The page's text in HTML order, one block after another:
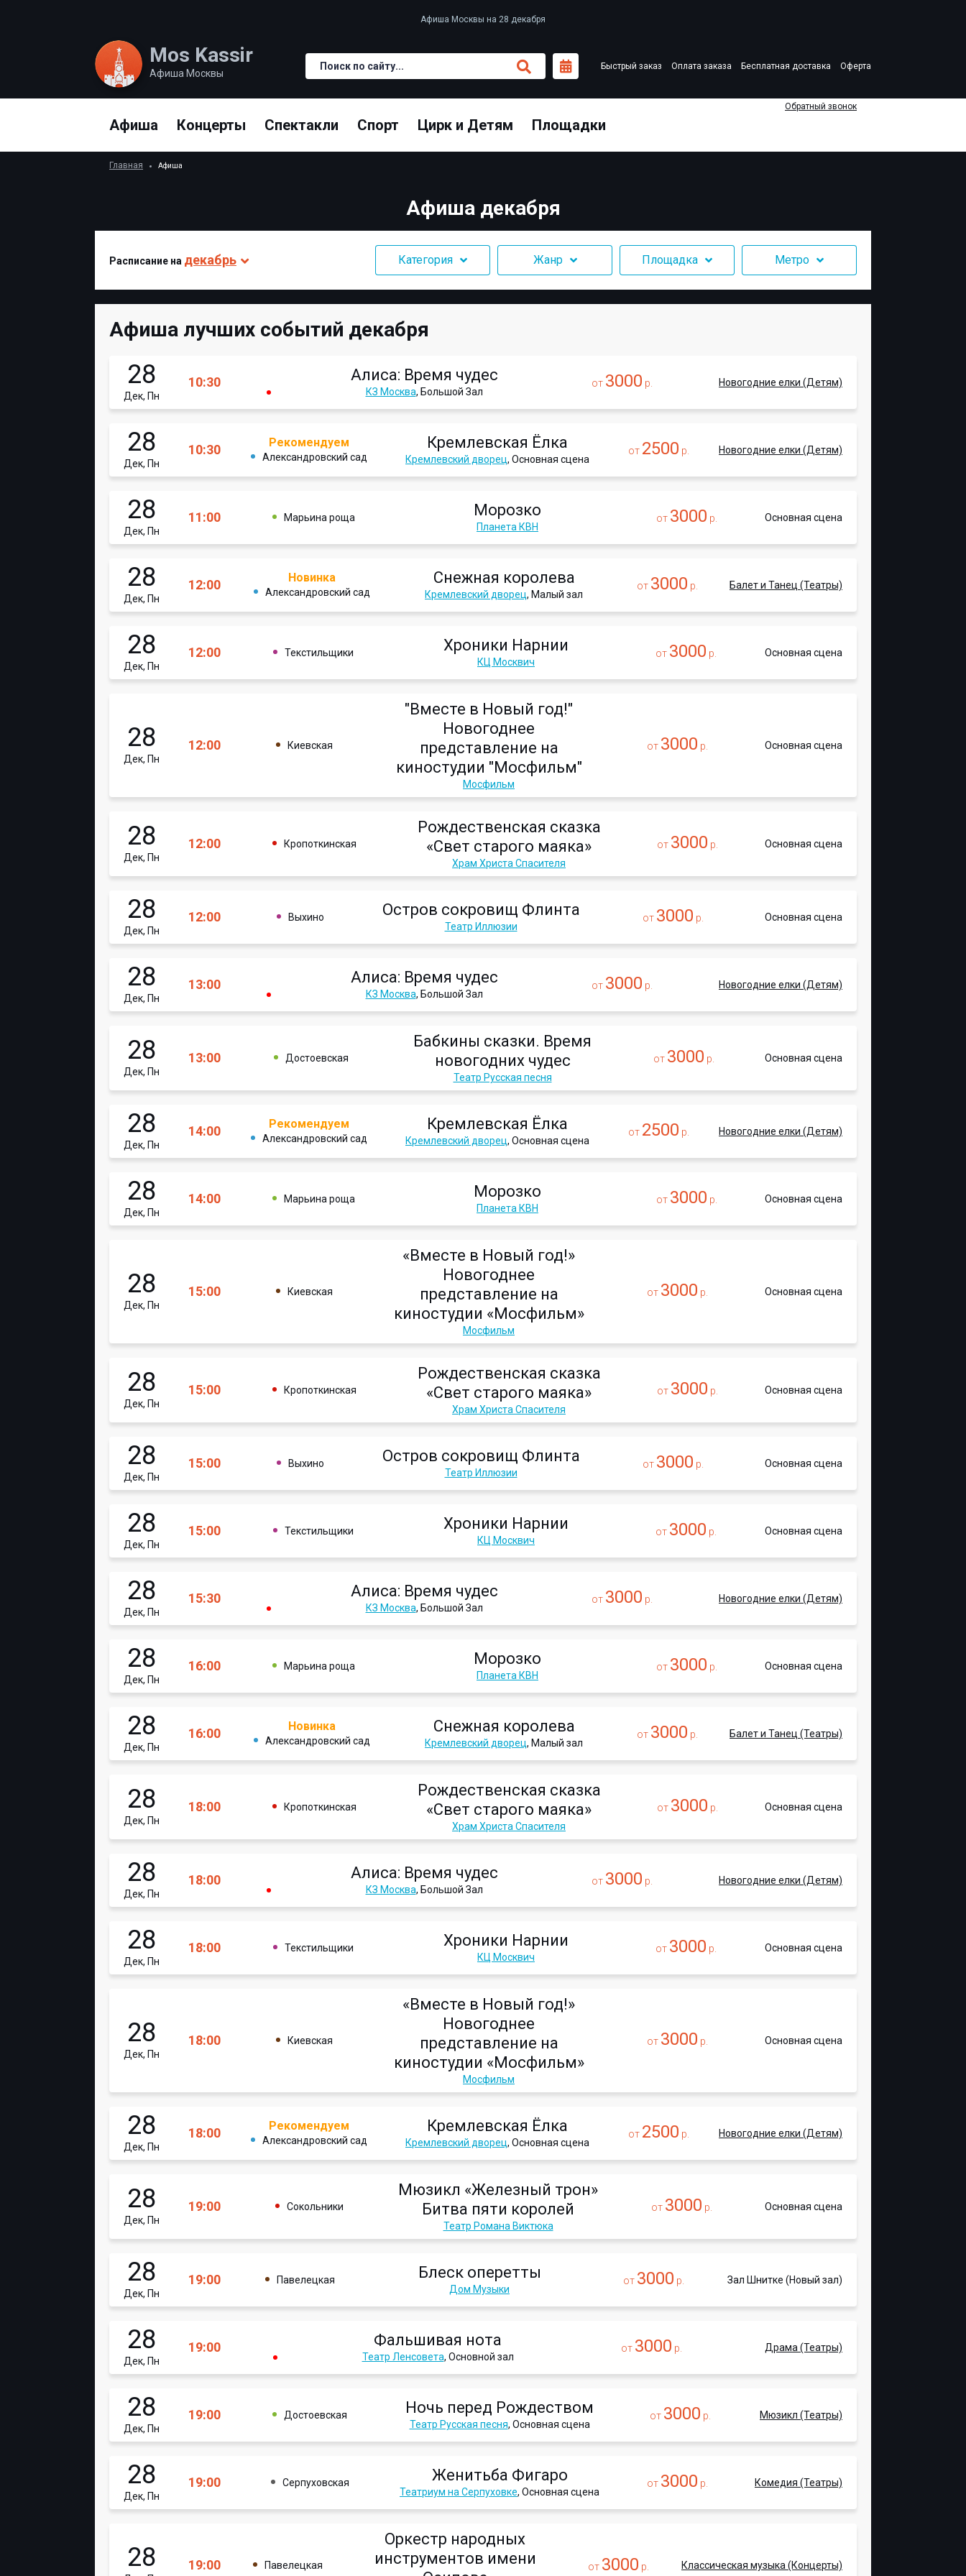
Mos Kassir
Афиша Москвы
Афиша Москвы на 28 декабря
Быстрый заказ Оплата заказа Бесплатная доставка Оферта
Афиша Концерты Спектакли Спорт Цирк и Детям Площадки
Обратный звонок
Главная Афиша
Афиша декабря
Раcписание на декабрь Категория Жанр Площадка Метро
Афиша лучших событий декабря
28
Дек, Пн
10:30 Алиса: Время чудес
КЗ Москва, Большой Зал
от 3000 р. Новогодние елки (Детям)
28
Дек, Пн
10:30 Рекомендуем
Александровский сад
Кремлевская Ёлка
Кремлевский дворец, Основная сцена
от 2500 р. Новогодние елки (Детям)
28
Дек, Пн
11:00 Марьина роща Морозко
Планета КВН
от 3000 р. Основная сцена
28
Дек, Пн
12:00 Новинка
Александровский сад
Снежная королева
Кремлевский дворец, Малый зал
от 3000 р. Балет и Танец (Театры)
28
Дек, Пн
12:00 Текстильщики Хроники Нарнии
КЦ Москвич
от 3000 р. Основная сцена
28
Дек, Пн
12:00 Киевская
"Вместе в Новый год!"
Новогоднее
представление на
киностудии "Мосфильм"
Мосфильм
от 3000 р. Основная сцена
28
Дек, Пн
12:00 Кропоткинская
Рождественская сказка
«Свет старого маяка»
Храм Христа Спасителя
от 3000 р. Основная сцена
28
Дек, Пн
12:00 Выхино Остров сокровищ Флинта
Театр Иллюзии
от 3000 р. Основная сцена
28
Дек, Пн
13:00 Алиса: Время чудес
КЗ Москва, Большой Зал
от 3000 р. Новогодние елки (Детям)
28
Дек, Пн
13:00 Достоевская
Бабкины сказки. Время
новогодних чудес
Театр Русская песня
от 3000 р. Основная сцена
28
Дек, Пн
14:00 Рекомендуем
Александровский сад
Кремлевская Ёлка
Кремлевский дворец, Основная сцена
от 2500 р. Новогодние елки (Детям)
28
Дек, Пн
14:00 Марьина роща Морозко
Планета КВН
от 3000 р. Основная сцена
28
Дек, Пн
15:00 Киевская
«Вместе в Новый год!»
Новогоднее
представление на
киностудии «Мосфильм»
Мосфильм
от 3000 р. Основная сцена
28
Дек, Пн
15:00 Кропоткинская
Рождественская сказка
«Свет старого маяка»
Храм Христа Спасителя
от 3000 р. Основная сцена
28
Дек, Пн
15:00 Выхино Остров сокровищ Флинта
Театр Иллюзии
от 3000 р. Основная сцена
28
Дек, Пн
15:00 Текстильщики Хроники Нарнии
КЦ Москвич
от 3000 р. Основная сцена
28
Дек, Пн
15:30 Алиса: Время чудес
КЗ Москва, Большой Зал
от 3000 р. Новогодние елки (Детям)
28
Дек, Пн
16:00 Марьина роща Морозко
Планета КВН
от 3000 р. Основная сцена
28
Дек, Пн
16:00 Новинка
Александровский сад
Снежная королева
Кремлевский дворец, Малый зал
от 3000 р. Балет и Танец (Театры)
28
Дек, Пн
18:00 Кропоткинская
Рождественская сказка
«Свет старого маяка»
Храм Христа Спасителя
от 3000 р. Основная сцена
28
Дек, Пн
18:00 Алиса: Время чудес
КЗ Москва, Большой Зал
от 3000 р. Новогодние елки (Детям)
28
Дек, Пн
18:00 Текстильщики Хроники Нарнии
КЦ Москвич
от 3000 р. Основная сцена
28
Дек, Пн
18:00 Киевская
«Вместе в Новый год!»
Новогоднее
представление на
киностудии «Мосфильм»
Мосфильм
от 3000 р. Основная сцена
28
Дек, Пн
18:00 Рекомендуем
Александровский сад
Кремлевская Ёлка
Кремлевский дворец, Основная сцена
от 2500 р. Новогодние елки (Детям)
28
Дек, Пн
19:00 Сокольники
Мюзикл «Железный трон»
Битва пяти королей
Театр Романа Виктюка
от 3000 р. Основная сцена
28
Дек, Пн
19:00 Павелецкая Блеск оперетты
Дом Музыки
от 3000 р. Зал Шнитке (Новый зал)
28
Дек, Пн
19:00 Фальшивая нота
Театр Ленсовета, Основной зал
от 3000 р. Драма (Театры)
28
Дек, Пн
19:00 Достоевская Ночь перед Рождеством
Театр Русская песня, Основная сцена
от 3000 р. Мюзикл (Театры)
28
Дек, Пн
19:00 Серпуховская Женитьба Фигаро
Театриум на Серпуховке, Основная сцена
от 3000 р. Комедия (Театры)
28 19:00 Павелецкая
Оркестр народных
инструментов имени
от 3000 р. Классическая музыка (Концерты)